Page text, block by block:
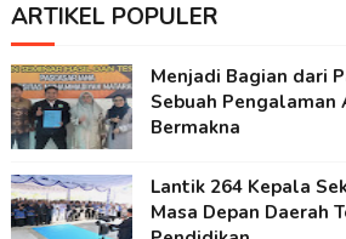
ARTIKEL POPULER
Menjadi Bagian dari
Sebuah Pengalaman
Bermakna
Lantik 264 Kepala
Masa Depan Daerah